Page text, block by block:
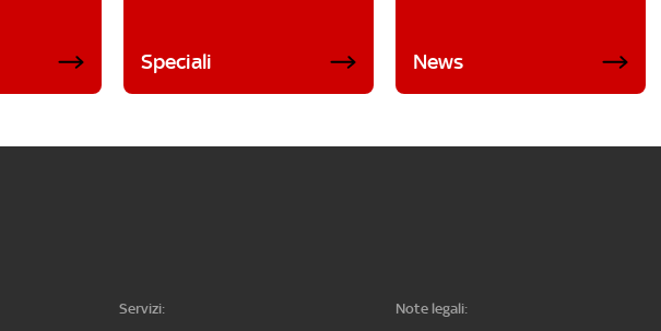
Speciali News
Servizi:
Note legali: